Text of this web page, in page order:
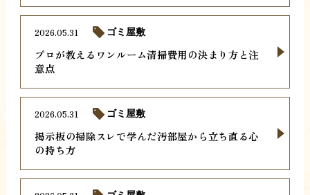
プロが教えるワンルーム清掃費用の決まり方と注
意点
2026.05.31 ゴミ屋敷
掲示板の掃除スレで学んだ汚部屋から立ち直る心
の持ち方
2026.05.31 ゴミ屋敷